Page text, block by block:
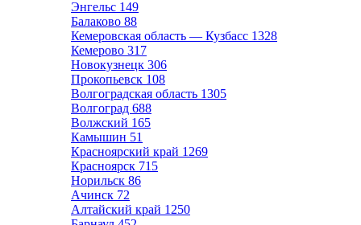
Энгельс 149
Балаково 88
Кемеровская область — Кузбасс 1328
Кемерово 317
Новокузнецк 306
Прокопьевск 108
Волгоградская область 1305
Волгоград 688
Волжский 165
Камышин 51
Красноярский край 1269
Красноярск 715
Норильск 86
Ачинск 72
Алтайский край 1250